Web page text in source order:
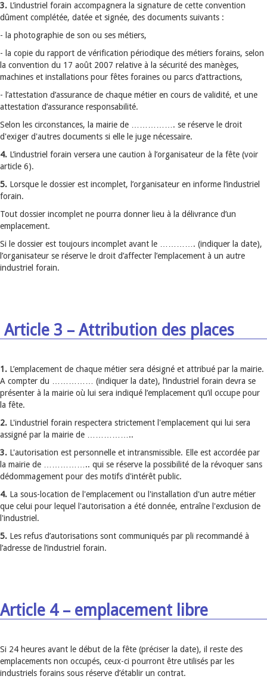
3. L’industriel forain accompagnera la signature de cette convention
dûment complétée, datée et signée, des documents suivants :
- la photographie de son ou ses métiers,
- la copie du rapport de vérification périodique des métiers forains, selon
la convention du 17 août 2007 relative à la sécurité des manèges,
machines et installations pour fêtes foraines ou parcs d’attractions,
- l’attestation d’assurance de chaque métier en cours de validité, et une
attestation d’assurance responsabilité.
Selon les circonstances, la mairie de ……………. se réserve le droit
d'exiger d'autres documents si elle le juge nécessaire.
4. L’industriel forain versera une caution à l’organisateur de la fête (voir
article 6).
5. Lorsque le dossier est incomplet, l’organisateur en informe l’industriel
forain.
Tout dossier incomplet ne pourra donner lieu à la délivrance d’un
emplacement.
Si le dossier est toujours incomplet avant le …………. (indiquer la date),
l’organisateur se réserve le droit d’affecter l’emplacement à un autre
industriel forain.
Article 3 – Attribution des places
1. L’emplacement de chaque métier sera désigné et attribué par la mairie.
A compter du …………… (indiquer la date), l’industriel forain devra se
présenter à la mairie où lui sera indiqué l’emplacement qu’il occupe pour
la fête.
2. L'industriel forain respectera strictement l'emplacement qui lui sera
assigné par la mairie de ……………..
3. L'autorisation est personnelle et intransmissible. Elle est accordée par
la mairie de …………….. qui se réserve la possibilité de la révoquer sans
dédommagement pour des motifs d'intérêt public.
4. La sous-location de l'emplacement ou l'installation d'un autre métier
que celui pour lequel l'autorisation a été donnée, entraîne l'exclusion de
l'industriel.
5. Les refus d’autorisations sont communiqués par pli recommandé à
l’adresse de l’industriel forain.
Article 4 – emplacement libre
Si 24 heures avant le début de la fête (préciser la date), il reste des
emplacements non occupés, ceux-ci pourront être utilisés par les
industriels forains sous réserve d’établir un contrat.